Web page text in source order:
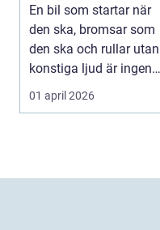
En bil som startar när
den ska, bromsar som
den ska och rullar utan
konstiga ljud är ingen
självklar...
01 april 2026